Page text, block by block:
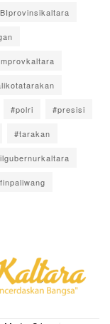
#polri #presisi
#tarakan